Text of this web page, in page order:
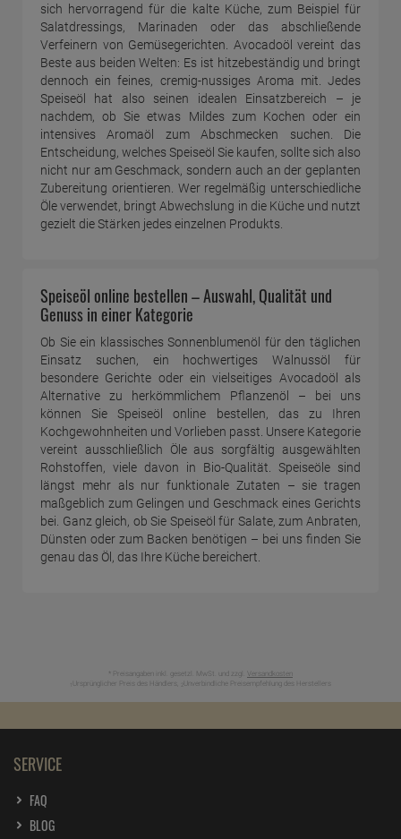
sich hervorragend für die kalte Küche, zum Beispiel für
Salatdressings, Marinaden oder das abschließende
Verfeinern von Gemüsegerichten. Avocadoöl vereint das
Beste aus beiden Welten: Es ist hitzebeständig und bringt
dennoch ein feines, cremig-nussiges Aroma mit. Jedes
Speiseöl hat also seinen idealen Einsatzbereich – je
nachdem, ob Sie etwas Mildes zum Kochen oder ein
intensives Aromaöl zum Abschmecken suchen. Die
Entscheidung, welches Speiseöl Sie kaufen, sollte sich also
nicht nur am Geschmack, sondern auch an der geplanten
Zubereitung orientieren. Wer regelmäßig unterschiedliche
Öle verwendet, bringt Abwechslung in die Küche und nutzt
gezielt die Stärken jedes einzelnen Produkts.
Speiseöl online bestellen – Auswahl, Qualität und
Genuss in einer Kategorie
Ob Sie ein klassisches Sonnenblumenöl für den täglichen
Einsatz suchen, ein hochwertiges Walnussöl für
besondere Gerichte oder ein vielseitiges Avocadoöl als
Alternative zu herkömmlichem Pflanzenöl – bei uns
können Sie Speiseöl online bestellen, das zu Ihren
Kochgewohnheiten und Vorlieben passt. Unsere Kategorie
vereint ausschließlich Öle aus sorgfältig ausgewählten
Rohstoffen, viele davon in Bio-Qualität. Speiseöle sind
längst mehr als nur funktionale Zutaten – sie tragen
maßgeblich zum Gelingen und Geschmack eines Gerichts
bei. Ganz gleich, ob Sie Speiseöl für Salate, zum Anbraten,
Dünsten oder zum Backen benötigen – bei uns finden Sie
genau das Öl, das Ihre Küche bereichert.
* Preisangaben inkl. gesetzl. MwSt. und zzgl. Versandkosten
Ursprünglicher Preis des Händlers, Unverbindliche Preisempfehlung des Herstellers
SERVICE
FAQ
BLOG